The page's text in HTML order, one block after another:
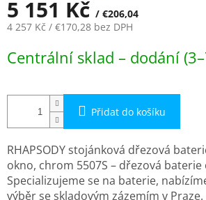
5 151 Kč / €206,04
4 257 Kč / €170,28 bez DPH
cena:
Centrální sklad – dodání
Přidat do košíku
RHAPSODY stojánková dřezová
okno, chrom 5507S – dřezová baterie
Specializujeme se na baterie,
výběr se skladovým zázemím v Praze.